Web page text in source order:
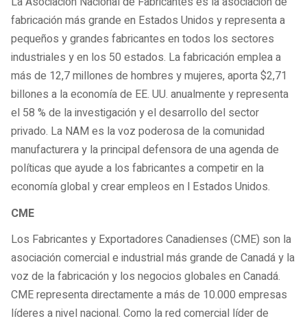
fabricación más grande en Estados Unidos y representa a
pequeños y grandes fabricantes en todos los sectores
industriales y en los 50 estados. La fabricación emplea a
más de 12,7 millones de hombres y mujeres, aporta $2,71
billones a la economía de EE. UU. anualmente y representa
el 58 % de la investigación y el desarrollo del sector
privado. La NAM es la voz poderosa de la comunidad
manufacturera y la principal defensora de una agenda de
políticas que ayude a los fabricantes a competir en la
economía global y crear empleos en l Estados Unidos.
CME
Los Fabricantes y Exportadores Canadienses (CME) son la
asociación comercial e industrial más grande de Canadá y la
voz de la fabricación y los negocios globales en Canadá.
CME representa directamente a más de 10.000 empresas
líderes a nivel nacional. Como la red comercial líder de